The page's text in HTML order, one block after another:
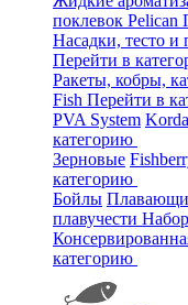
поклевок Pelican
Насадки, тесто и
Перейти в
Ракеты, кобры,
Fish Перейти в
PVA System Korda
категорию
Зерновые
категорию
Бойлы
плавучести
категорию